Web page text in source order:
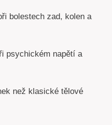
bolestech zad, kolen a
psychickém napětí a
než klasické tělové